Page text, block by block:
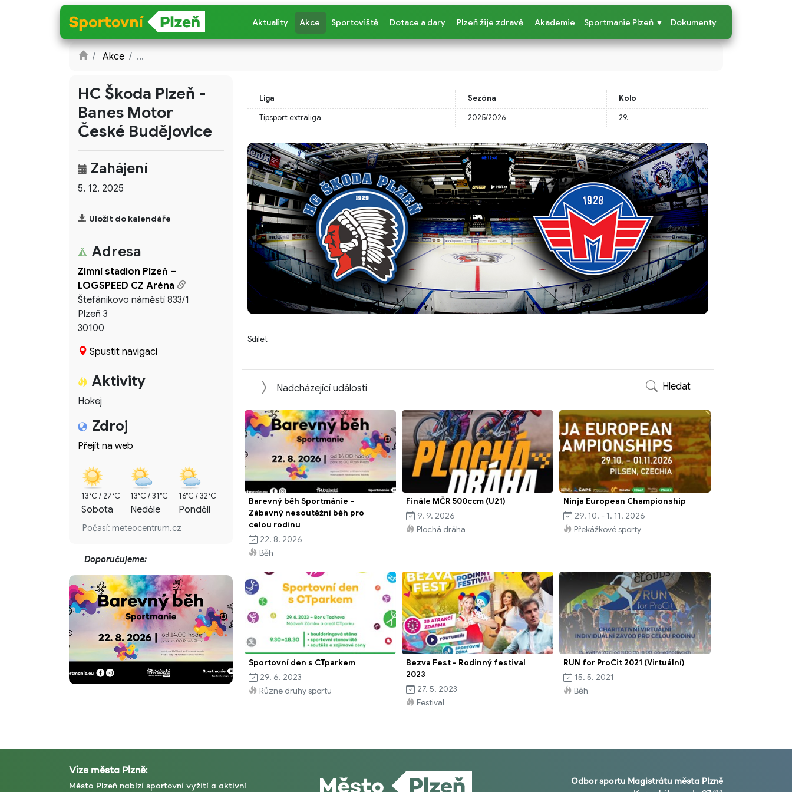
Aktuality Akce Sportoviště Dotace a dary Plzeň žije zdravě Akademie Sportmanie Plzeň ▼ Dokumenty
Akce ...
HC Škoda Plzeň -
Banes Motor
České Budějovice
Zahájení
5. 12. 2025
Uložit do kalendáře
Adresa
Zimní stadion Plzeň –
LOGSPEED CZ Aréna
Štefánikovo náměstí 833/1
Plzeň 3
30100
Spustit navigaci
Aktivity
Hokej
Zdroj
Přejít na web
13°C / 27°C
Sobota
13°C / 31°C
Neděle
16°C / 32°C
Pondělí
Počasí: meteocentrum.cz
Doporučujeme:
Liga Sezóna Kolo
Tipsport extraliga 2025/2026 29.
Sdílet
Nadcházející události Hledat
Barevný běh Sportmánie -
Zábavný nesoutěžní běh pro
celou rodinu
22. 8. 2026
Běh
Finále MČR 500ccm (U21)
9. 9. 2026
Plochá dráha
Ninja European Championship
29. 10. - 1. 11. 2026
Překážkové sporty
Sportovní den s CTparkem
29. 6. 2023
Různé druhy sportu
Bezva Fest - Rodinný festival
2023
27. 5. 2023
Festival
RUN for ProCit 2021 (Virtuální)
15. 5. 2021
Běh
Vize města Plzně:
Město Plzeň nabízí sportovní vyžití a aktivní
Odbor sportu Magistrátu města Plzně